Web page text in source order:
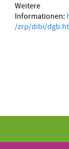
Weitere
Informationen:
/zrp/dibi/